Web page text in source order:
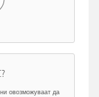
овозможуваат да